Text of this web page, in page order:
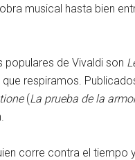
musical hasta bien
de Vivaldi son
respiramos.
(La prueba de la
corre contra el tiempo